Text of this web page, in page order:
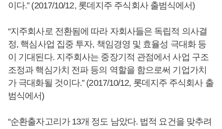
이다.” (2017/10/12, 롯데지주 주식회사 출범식에서)
“지주회사로 전환됨에 따라 자회사들은 독립적 의사결
정, 핵심사업 집중 투자, 책임경영 및 효율성 극대화 등
이 기대된다. 지주회사는 중장기적 관점에서 사업 구조
조정과 핵심가치 전파 등의 역할을 함으로써 기업가치
가 극대화될 것이다.” (2017/10/12, 롯데지주 주식회사 출
범식에서)
“순환출자고리가 13개 정도 남았다. 법적 요건을 맞추려